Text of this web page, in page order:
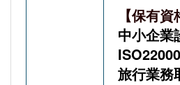
【保有資
中小企業
旅行業務